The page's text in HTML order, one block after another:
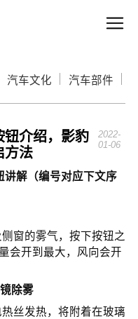
汽车文化 汽车部件
钮介绍，影豹
方法
2022-
01-06
讲解（编号对应下文序
窗的雾气，按下按钮之
会开到最大，风向会开
除雾
丝发热，将附着在玻璃